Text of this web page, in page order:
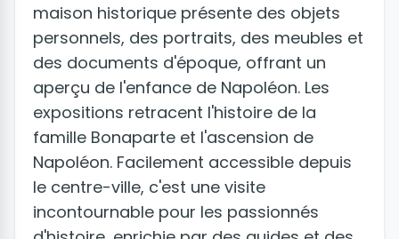
maison historique présente des objets
personnels, des portraits, des meubles et
des documents d'époque, offrant un
aperçu de l'enfance de Napoléon. Les
expositions retracent l'histoire de la
famille Bonaparte et l'ascension de
Napoléon. Facilement accessible depuis
le centre-ville, c'est une visite
incontournable pour les passionnés